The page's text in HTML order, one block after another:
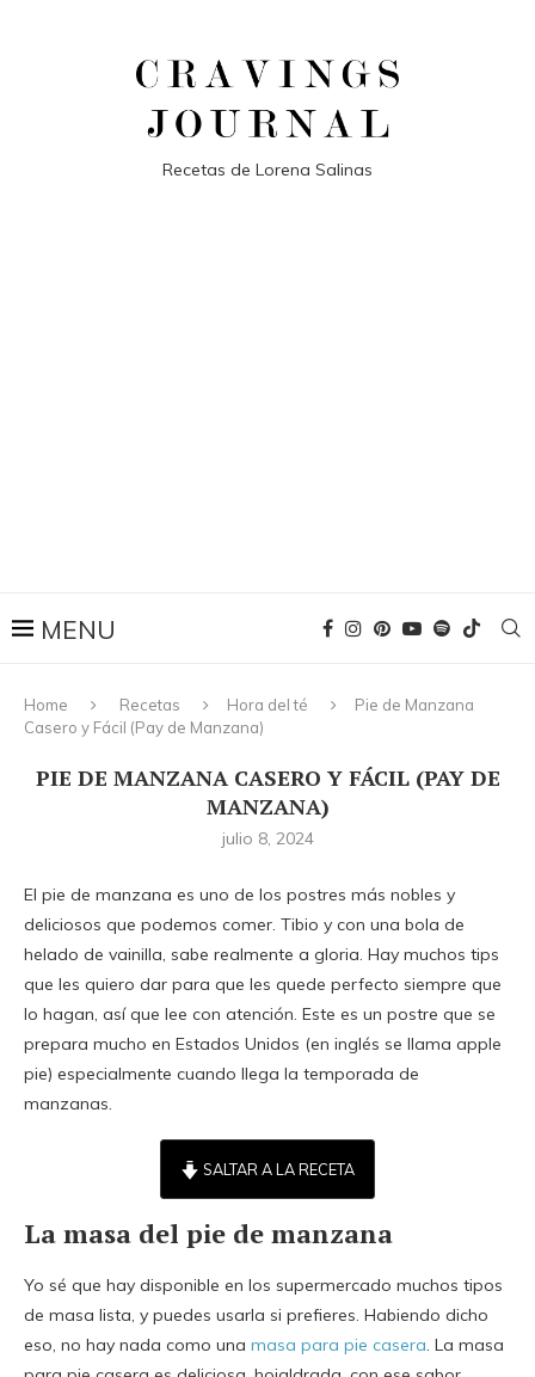
Recetas de Lorena Salinas
Home Recetas Hora del té
Pie de Manzana
Casero y Fácil (Pay de Manzana)
PIE DE MANZANA CASERO Y FÁCIL (PAY DE
MANZANA)
julio 8, 2024
El pie de manzana es uno de los postres más nobles y
deliciosos que podemos comer. Tibio y con una bola de
helado de vainilla, sabe realmente a gloria. Hay muchos tips
que les quiero dar para que les quede perfecto siempre que
lo hagan, así que lee con atención. Este es un postre que se
prepara mucho en Estados Unidos (en inglés se llama apple
pie) especialmente cuando llega la temporada de
manzanas.
SALTAR A LA RECETA
La masa del pie de manzana
Yo sé que hay disponible en los supermercado muchos tipos
de masa lista, y puedes usarla si prefieres. Habiendo dicho
eso, no hay nada como una masa para pie casera. La masa